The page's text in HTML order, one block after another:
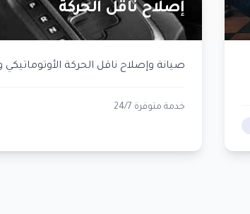
إصلاح ناقل الحركة
صيانة وإصلاح ناقل الحركة الأوتوماتيكي
خدمة متوفرة 24/7